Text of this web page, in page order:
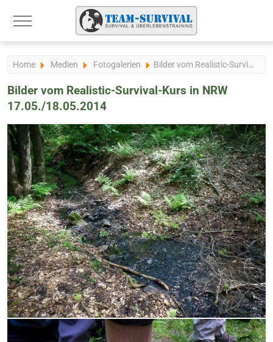
Mobile Menu Toggle
Home Medien Fotogalerien Bilder vom Realistic-Survival-Kurs in NRW 17.05./18.05.2014
Bilder vom Realistic-Survival-Kurs in NRW
17.05./18.05.2014